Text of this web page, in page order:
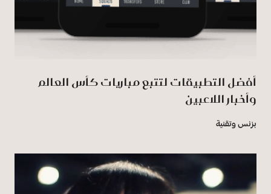
أفضل التطبيقات لتتبع مباريات كأس العالم
وأخبار اللاعبين
بزنس وتقنية